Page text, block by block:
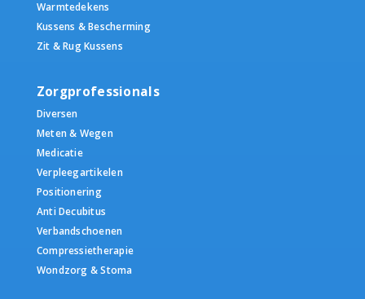
Warmtedekens
Kussens & Bescherming
Zit & Rug Kussens
Zorgprofessionals
Diversen
Meten & Wegen
Medicatie
Verpleegartikelen
Positionering
Anti Decubitus
Verbandschoenen
Compressietherapie
Wondzorg & Stoma